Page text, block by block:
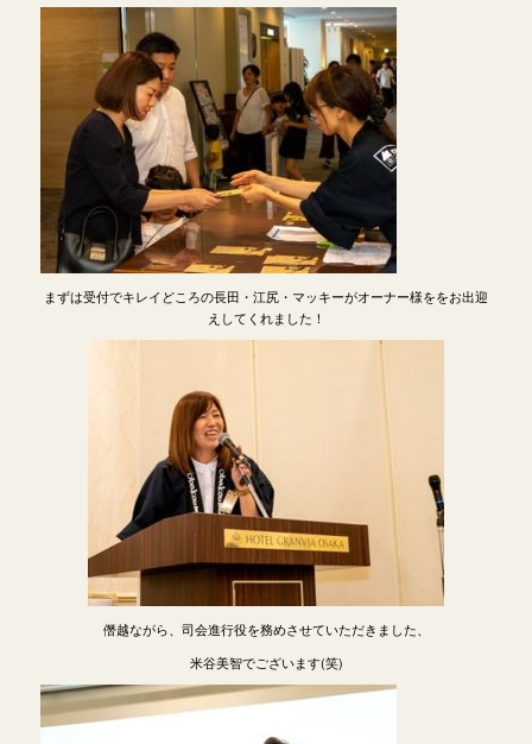
まずは受付でキレイどころの長田・江尻・マッキーがオーナー様ををお出迎
えしてくれました！
僭越ながら、司会進行役を務めさせていただきました、
米谷美智でございます(笑)